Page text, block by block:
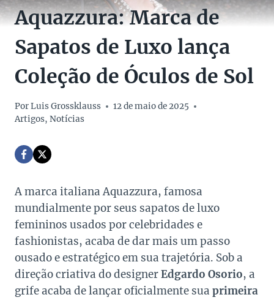
Aquazzura: Marca de
Sapatos de Luxo lança
Coleção de Óculos de Sol
PorLuis Grossklauss
12 de maio de 2025
Artigos, Notícias
A marca italiana Aquazzura, famosa
mundialmente por seus sapatos de luxo
femininos usados por celebridades e
fashionistas, acaba de dar mais um passo
ousado e estratégico em sua trajetória. Sob a
direção criativa do designerEdgardo Osorio, a
grife acaba de lançar oficialmente sua primeira